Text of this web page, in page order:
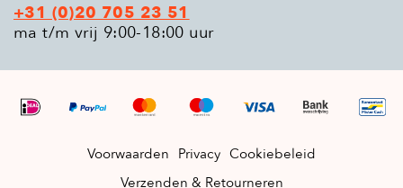
+31 (0)20 705 23 51
ma t/m vrij 9:00-18:00 uur
Voorwaarden Privacy Cookiebeleid
Verzenden & Retourneren